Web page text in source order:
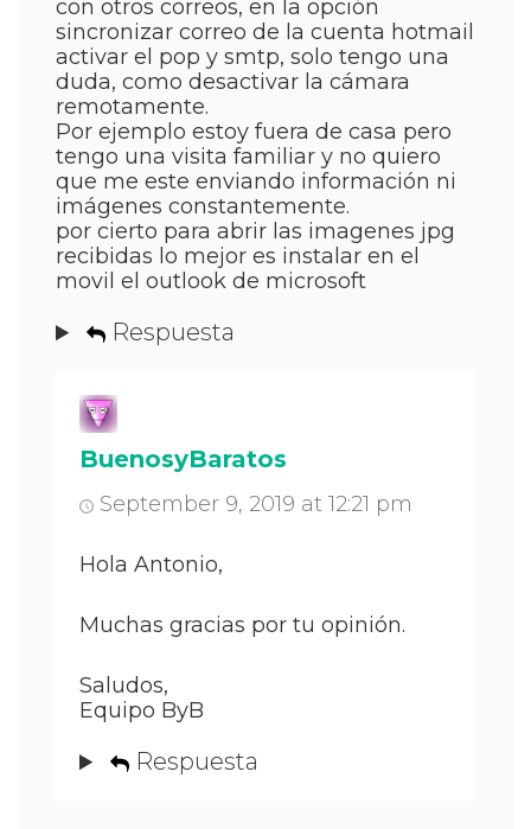
con otros correos, en la opción
sincronizar correo de la cuenta hotmail
activar el pop y smtp, solo tengo una
duda, como desactivar la cámara
remotamente.
Por ejemplo estoy fuera de casa pero
tengo una visita familiar y no quiero
que me este enviando información ni
imágenes constantemente.
por cierto para abrir las imagenes jpg
recibidas lo mejor es instalar en el
movil el outlook de microsoft
Respuesta
BuenosyBaratos
September 9, 2019 at 12:21 pm
Hola Antonio,
Muchas gracias por tu opinión.
Saludos,
Equipo ByB
Respuesta